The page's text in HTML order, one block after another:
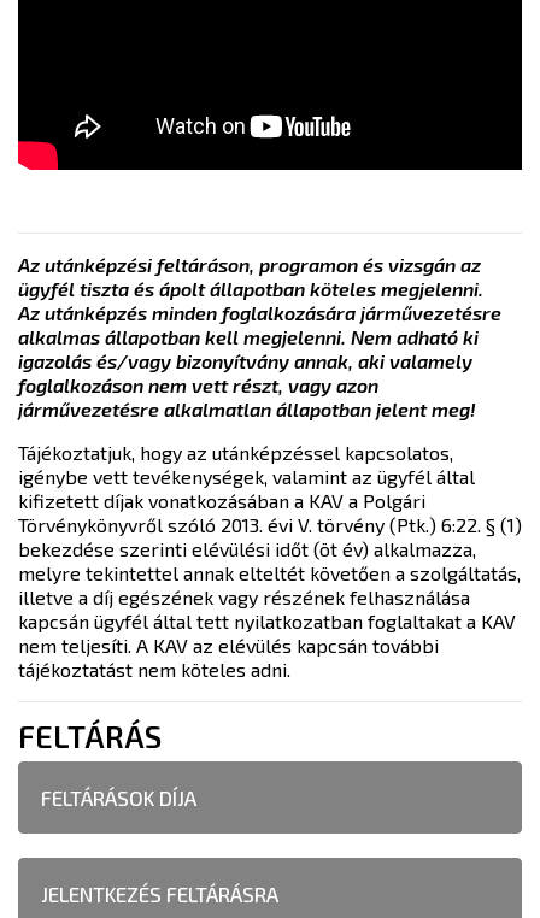
Az utánképzési feltáráson, programon és vizsgán az
ügyfél tiszta és ápolt állapotban köteles megjelenni.
Az utánképzés minden foglalkozására járművezetésre
alkalmas állapotban kell megjelenni. Nem adható ki
igazolás és/vagy bizonyítvány annak, aki valamely
foglalkozáson nem vett részt, vagy azon
járművezetésre alkalmatlan állapotban jelent meg!
Tájékoztatjuk, hogy az utánképzéssel kapcsolatos,
igénybe vett tevékenységek, valamint az ügyfél által
kifizetett díjak vonatkozásában a KAV a Polgári
Törvénykönyvről szóló 2013. évi V. törvény (Ptk.) 6:22. § (1)
bekezdése szerinti elévülési időt (öt év) alkalmazza,
melyre tekintettel annak elteltét követően a szolgáltatás,
illetve a díj egészének vagy részének felhasználása
kapcsán ügyfél által tett nyilatkozatban foglaltakat a KAV
nem teljesíti. A KAV az elévülés kapcsán további
tájékoztatást nem köteles adni.
FELTÁRÁS
FELTÁRÁSOK DÍJA
JELENTKEZÉS FELTÁRÁSRA